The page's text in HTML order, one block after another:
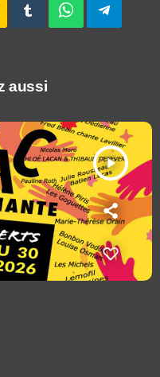
aussi
play_arrow